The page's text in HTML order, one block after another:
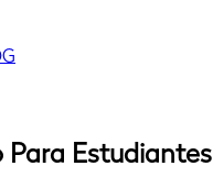
Estudiantes